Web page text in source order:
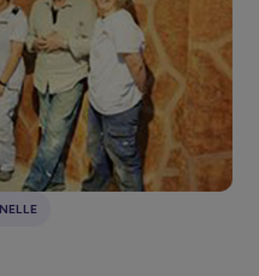
économique de